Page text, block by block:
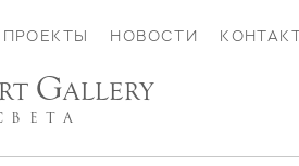
ПРОЕКТЫ НОВОСТИ
GALLERY